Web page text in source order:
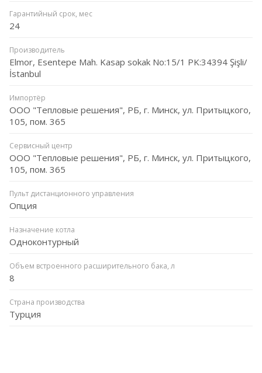
Гарантийный срок, мес
24
Производитель
Elmor, Esentepe Mah. Kasap sokak No:15/1 PK:34394 Şişli/
İstanbul
Импортёр
ООО "Тепловые решения", РБ, г. Минск, ул. Притыцкого,
105, пом. 365
Сервисный центр
ООО "Тепловые решения", РБ, г. Минск, ул. Притыцкого,
105, пом. 365
Пульт дистанционного управления
Опция
Назначение котла
Одноконтурный
Объем встроенного расширительного бака, л
8
Страна производства
Турция